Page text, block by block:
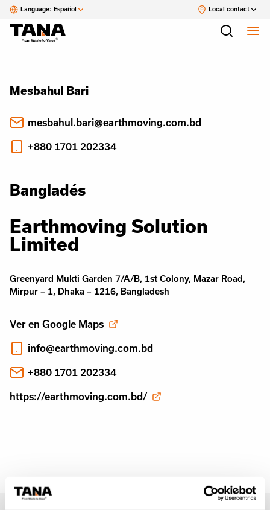
Language: Español Local contact
Mesbahul Bari
mesbahul.bari@earthmoving.com.bd
+880 1701 202334
Bangladés
Earthmoving Solution
Limited
Greenyard Mukti Garden 7/A/B, 1st Colony, Mazar Road,
Mirpur – 1, Dhaka – 1216, Bangladesh
Ver en Google Maps
info@earthmoving.com.bd
+880 1701 202334
https://earthmoving.com.bd/